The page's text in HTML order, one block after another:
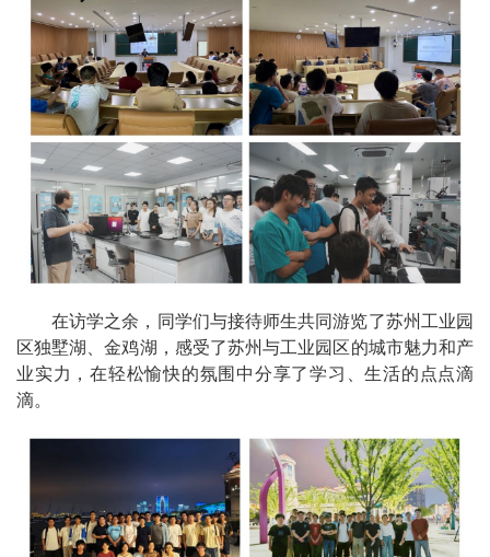
在访学之余，同学们与接待师生共同游览了苏州工业园
区独墅湖、金鸡湖，感受了苏州与工业园区的城市魅力和产
业实力，在轻松愉快的氛围中分享了学习、生活的点点滴
滴。